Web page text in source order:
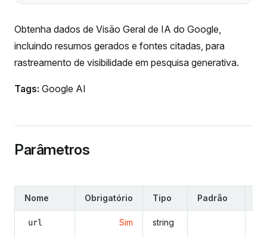
Obtenha dados de Visão Geral de IA do Google,
incluindo resumos gerados e fontes citadas, para
rastreamento de visibilidade em pesquisa generativa.
Tags: Google AI
Parâmetros
Nome Obrigatório Tipo Padrão
url Sim string